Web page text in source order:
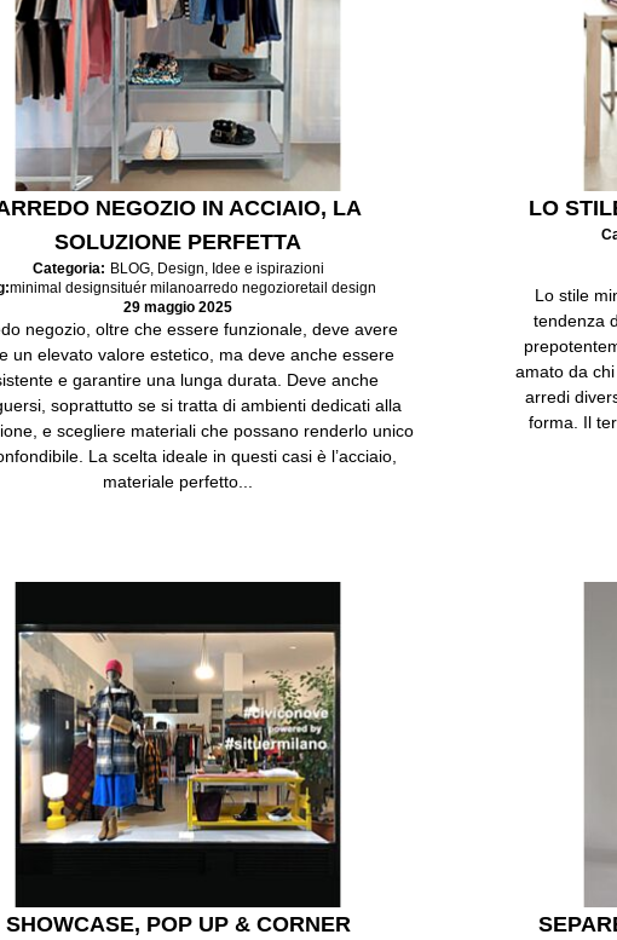
NEGOZIO IN ACCIAIO, LA
SOLUZIONE PERFETTA
Categoria: BLOG, Design, Idee e ispirazioni
minimal designsituér milanoarredo negozioretail design
29 maggio 2025
negozio, oltre che essere funzionale, deve avere
un elevato valore estetico, ma deve anche essere
e garantire una lunga durata. Deve anche
soprattutto se si tratta di ambienti dedicati alla
e scegliere materiali che possano renderlo unico
La scelta ideale in questi casi è l’acciaio,
materiale perfetto...
LO
Lo stile
tendenza
amato da
arredi
forma. Il
SHOWCASE, POP UP & CORNER